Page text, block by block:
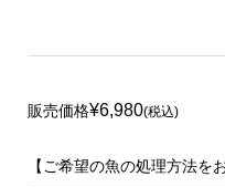
販売価格¥6,980(税込)
【ご希望の魚の処理方法を